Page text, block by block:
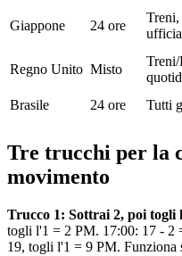
Giappone 24 ore
Regno Unito Misto
Brasile
24 ore Tutti
Tre trucchi per la
movimento
Trucco 1: Sottrai 2, poi togli
togli l'1 = 2 PM. 17:00: 17 - 2
19, togli l'1 = 9 PM. Funziona